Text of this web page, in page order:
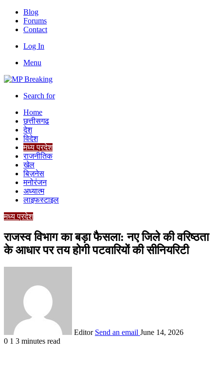
Blog
Forums
Contact
Log In
Menu
Search for
Home
छत्तीसगढ
देश
विदेश
मध्य प्रदेश
राजनीतिक
खेल
बिज़नेस
मनोरंजन
अध्यात्म
लाइफस्टाइल
मध्य प्रदेश
राजस्व विभाग का बड़ा फैसला: नए जिले की वरिष्ठता
के आधार पर तय होगी पटवारियों की सीनियरिटी
Editor Send an email June 14, 2026
0 1 3 minutes read